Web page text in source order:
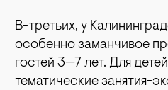
В-третьих, у
особенно заманчивое
гостей 3—7 лет. Для
тематические занятия-